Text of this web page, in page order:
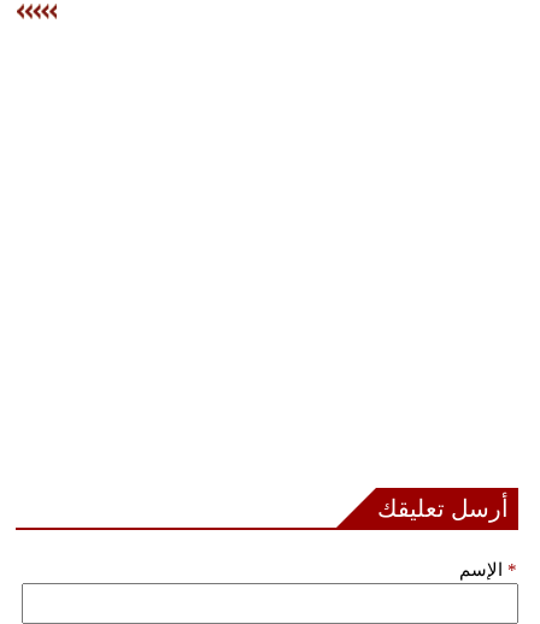
علوم
أرسل تعليقك
الإسم *